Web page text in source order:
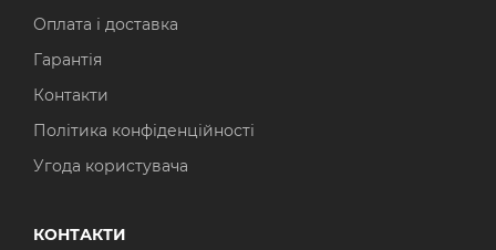
Оплата і доставка
Гарантія
Контакти
Політика конфіденційності
Угода користувача
КОНТАКТИ